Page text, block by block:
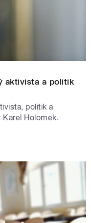
aktivista a politik
politik a
Holomek.